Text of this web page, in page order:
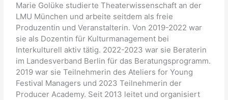
Marie Golüke studierte Theaterwissenschaft an der
LMU München und arbeite seitdem als freie
Produzentin und Veranstalterin. Von 2019-2022 war
sie als Dozentin für Kulturmanagement bei
Interkulturell aktiv tätig. 2022-2023 war sie Beraterin
im Landesverband Berlin für das Beratungsprogramm.
2019 war sie Teilnehmerin des Ateliers for Young
Festival Managers und 2023 Teilnehmerin der
Producer Academy. Seit 2013 leitet und organisiert